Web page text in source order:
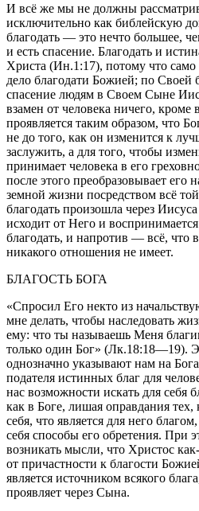
И всё же мы не должны
исключительно как библейскую
благодать — это нечто большее,
и есть спасение. Благодать и
Христа (Ин.1:17), потому что само
дело благодати Божией; по Своей
спасение людям в Своем Сыне
взамен от человека ничего, кроме
проявляется таким образом, что
не до того, как он изменится к
заслужить, а для того, чтобы
принимает человека в его
после этого преобразовывает его
земной жизни посредством всё
благодать произошла через
исходит от Него и
благодать, и напротив — всё, что
никакого отношения не имеет.
БЛАГОСТЬ БОГА
«Спросил Его некто из
мне делать, чтобы наследовать
ему: что ты называешь Меня
только один Бог» (Лк.18:18—19).
однозначно указывают нам на
подателя истинных благ для
нас возможности искать для себя
как в Боге, лишая оправдания тех,
себя, что является для него
себя способы его обретения. При
возникать мысли, что Христос
от причастности к благости
является источником всякого
проявляет через Сына.